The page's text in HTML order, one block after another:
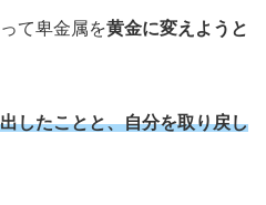
て卑金属を黄金に変えようと
出したことと、自分を取り戻し